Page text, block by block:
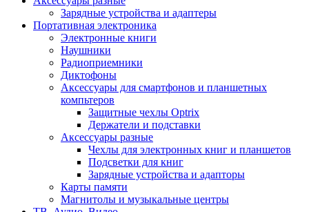
Зарядные устройства и адаптеры
Портативная электроника
Электронные книги
Наушники
Радиоприемники
Диктофоны
Аксессуары для смартфонов и планшетных
компьтеров
Защитные чехлы Optrix
Держатели и подставки
Аксессуары разные
Чехлы для электронных книг и планшетов
Подсветки для книг
Зарядные устройства и адапторы
Карты памяти
Магнитолы и музыкальные центры